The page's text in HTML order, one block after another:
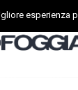
esperienza